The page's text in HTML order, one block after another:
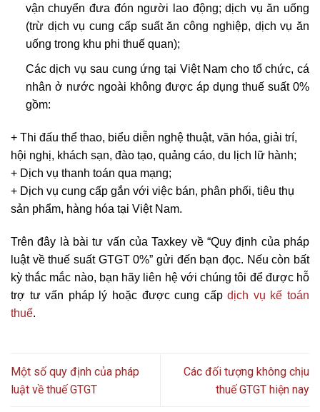
vận chuyển đưa đón người lao động; dịch vụ ăn uống
(trừ dịch vụ cung cấp suất ăn công nghiệp, dịch vụ ăn
uống trong khu phi thuế quan);
Các dịch vụ sau cung ứng tại Việt Nam cho tổ chức, cá
nhân ở nước ngoài không được áp dụng thuế suất 0%
gồm:
+ Thi đấu thể thao, biểu diễn nghệ thuật, văn hóa, giải trí,
hội nghị, khách sạn, đào tạo, quảng cáo, du lịch lữ hành;
+ Dịch vụ thanh toán qua mạng;
+ Dịch vụ cung cấp gắn với việc bán, phân phối, tiêu thụ
sản phẩm, hàng hóa tại Việt Nam.
Trên đây là bài tư vấn của Taxkey về “Quy định của pháp
luật về thuế suất GTGT 0%” gửi đến bạn đọc. Nếu còn bất
kỳ thắc mắc nào, bạn hãy liên hệ với chúng tôi để được hỗ
trợ tư vấn pháp lý hoặc được cung cấpdịch vụ kế toán
thuế.
Một số quy định của pháp
luật về thuế GTGT
Các đối tượng không chịu
thuế GTGT hiện nay